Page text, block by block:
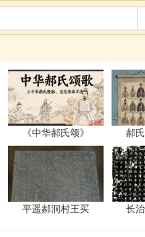
《中华郝氏颂》 郝
平遥郝洞村王买 长